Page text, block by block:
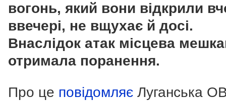
вогонь, який вони відкрили
ввечері, не вщухає й досі.
Внаслідок атак місцева
отримала поранення.
Про це повідомляє Луганська